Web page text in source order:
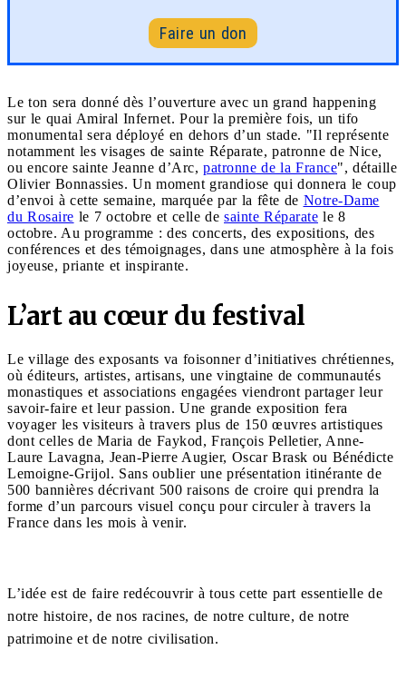
Faire un don
Le ton sera donné dès l’ouverture avec un grand happening
sur le quai Amiral Infernet. Pour la première fois, un tifo
monumental sera déployé en dehors d’un stade. "Il représente
notamment les visages de sainte Réparate, patronne de Nice,
ou encore sainte Jeanne d’Arc, patronne de la France", détaille
Olivier Bonnassies. Un moment grandiose qui donnera le coup
d’envoi à cette semaine, marquée par la fête de Notre-Dame
du Rosaire le 7 octobre et celle de sainte Réparate le 8
octobre. Au programme : des concerts, des expositions, des
conférences et des témoignages, dans une atmosphère à la fois
joyeuse, priante et inspirante.
L’art au cœur du festival
Le village des exposants va foisonner d’initiatives chrétiennes,
où éditeurs, artistes, artisans, une vingtaine de communautés
monastiques et associations engagées viendront partager leur
savoir-faire et leur passion. Une grande exposition fera
voyager les visiteurs à travers plus de 150 œuvres artistiques
dont celles de Maria de Faykod, François Pelletier, Anne-
Laure Lavagna, Jean-Pierre Augier, Oscar Brask ou Bénédicte
Lemoigne-Grijol. Sans oublier une présentation itinérante de
500 bannières décrivant 500 raisons de croire qui prendra la
forme d’un parcours visuel conçu pour circuler à travers la
France dans les mois à venir.
L’idée est de faire redécouvrir à tous cette part essentielle de
notre histoire, de nos racines, de notre culture, de notre
patrimoine et de notre civilisation.